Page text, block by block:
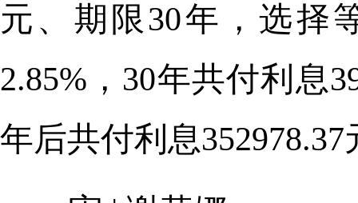
元、期限30年，选择
2.85%，30年共付利息
年后共付利息